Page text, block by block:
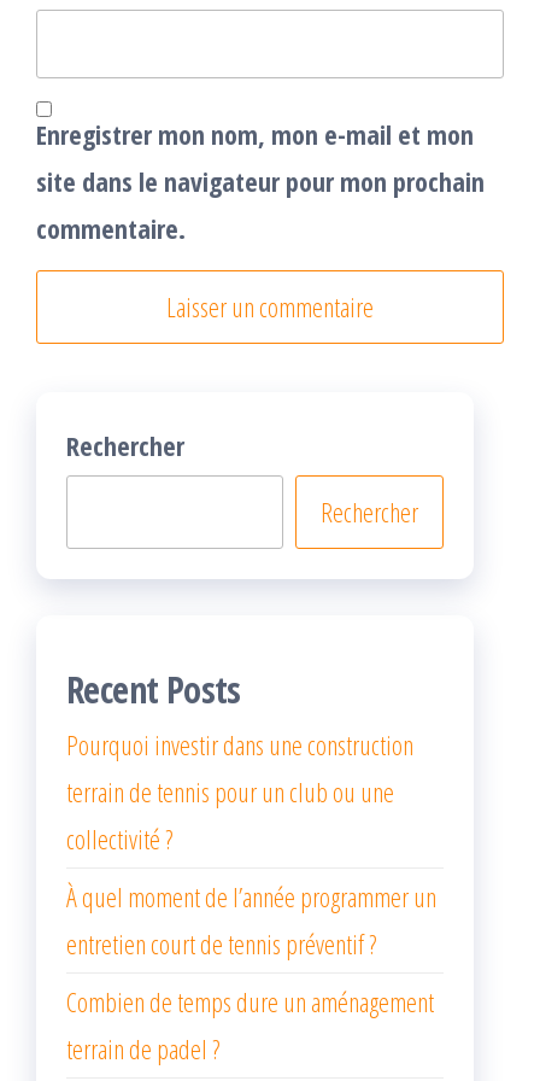
Enregistrer mon nom, mon e-mail et mon
site dans le navigateur pour mon prochain
commentaire.
Rechercher
Rechercher
Recent Posts
Pourquoi investir dans une construction
terrain de tennis pour un club ou une
collectivité ?
À quel moment de l’année programmer un
entretien court de tennis préventif ?
Combien de temps dure un aménagement
terrain de padel ?